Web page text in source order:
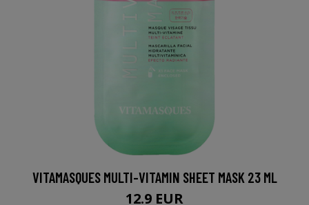
VITAMASQUES MULTI-VITAMIN SHEET MASK 23 ML
12.9 EUR